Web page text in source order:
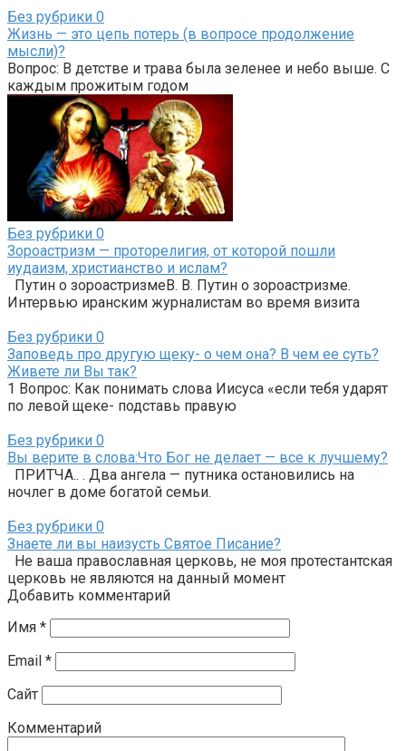
Без рубрики 0
Жизнь — это цепь потерь (в вопросе продолжение
мысли)?
Вопрос: В детстве и трава была зеленее и небо выше. С
каждым прожитым годом
Без рубрики 0
Зороастризм — проторелигия, от которой пошли
иудаизм, христианство и ислам?
Путин о зороастризмеВ. В. Путин о зороастризме.
Интервью иранским журналистам во время визита
Без рубрики 0
Заповедь про другую щеку- о чем она? В чем ее суть?
Живете ли Вы так?
1 Вопрос: Как понимать слова Иисуса «если тебя ударят
по левой щеке- подставь правую
Без рубрики 0
Вы верите в слова:Что Бог не делает — все к лучшему?
ПРИТЧА.. . Два ангела — путника остановились на
ночлег в доме богатой семьи.
Без рубрики 0
Знаете ли вы наизусть Святое Писание?
Не ваша православная церковь, не моя протестантская
церковь не являются на данный момент
Добавить комментарий
Имя *
Email *
Сайт
Комментарий